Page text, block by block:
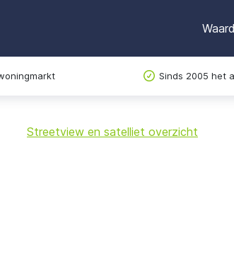
Sinds 2005 het
+
Streetview en satelliet overzicht